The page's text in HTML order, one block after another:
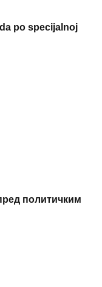
po specijalnoj
политичким